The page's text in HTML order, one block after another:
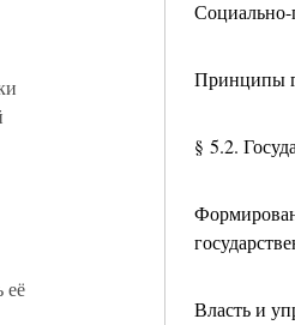
Социально-
Принципы
§ 5.2.
Власть и
её